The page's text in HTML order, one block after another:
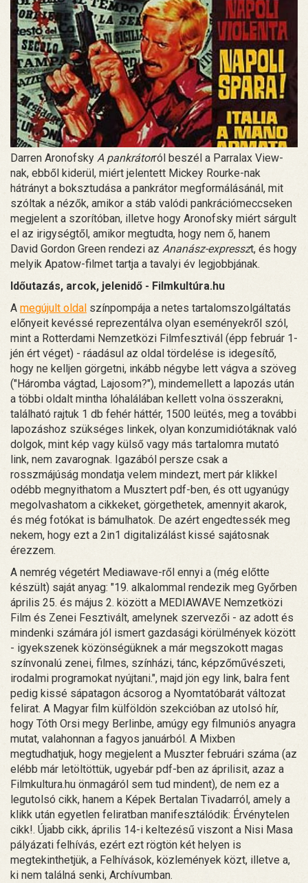
Darren Aronofsky A pankrátorról beszél a Parralax View-
nak, ebből kiderül, miért jelentett Mickey Rourke-nak
hátrányt a boksztudása a pankrátor megformálásánál, mit
szóltak a nézők, amikor a stáb valódi pankrációmeccseken
megjelent a szorítóban, illetve hogy Aronofsky miért sárgult
el az irigységtől, amikor megtudta, hogy nem ő, hanem
David Gordon Green rendezi az Ananász-expresszt, és hogy
melyik Apatow-filmet tartja a tavalyi év legjobbjának.
Időutazás, arcok, jelenidő - Filmkultúra.hu
A megújult oldal színpompája a netes tartalomszolgáltatás
előnyeit kevéssé reprezentálva olyan eseményekről szól,
mint a Rotterdami Nemzetközi Filmfesztivál (épp február 1-
jén ért véget) - ráadásul az oldal tördelése is idegesítő,
hogy ne kelljen görgetni, inkább négybe lett vágva a szöveg
("Háromba vágtad, Lajosom?"), mindemellett a lapozás után
a többi oldalt mintha lóhalálában kellett volna összerakni,
található rajtuk 1 db fehér háttér, 1500 leütés, meg a további
lapozáshoz szükséges linkek, olyan konzumidiótáknak való
dolgok, mint kép vagy külső vagy más tartalomra mutató
link, nem zavarognak. Igazából persze csak a
rosszmájúság mondatja velem mindezt, mert pár klikkel
odébb megnyithatom a Musztert pdf-ben, és ott ugyanúgy
megolvashatom a cikkeket, görgethetek, amennyit akarok,
és még fotókat is bámulhatok. De azért engedtessék meg
nekem, hogy ezt a 2in1 digitalizálást kissé sajátosnak
érezzem.
A nemrég végetért Mediawave-ről ennyi a (még előtte
készült) saját anyag: "19. alkalommal rendezik meg Győrben
április 25. és május 2. között a MEDIAWAVE Nemzetközi
Film és Zenei Fesztivált, amelynek szervezői - az adott és
mindenki számára jól ismert gazdasági körülmények között
- igyekszenek közönségüknek a már megszokott magas
színvonalú zenei, filmes, színházi, tánc, képzőművészeti,
irodalmi programokat nyújtani.", majd jön egy link, balra fent
pedig kissé sápatagon ácsorog a Nyomtatóbarát változat
felirat. A Magyar film külföldön szekcióban az utolsó hír,
hogy Tóth Orsi megy Berlinbe, amúgy egy filmuniós anyagra
mutat, valahonnan a fagyos januárból. A Mixben
megtudhatjuk, hogy megjelent a Muszter februári száma (az
elébb már letöltöttük, ugyebár pdf-ben az áprilisit, azaz a
Filmkultura.hu önmagáról sem tud mindent), de nem ez a
legutolsó cikk, hanem a Képek Bertalan Tivadarról, amely a
klikk után egyetlen feliratban manifesztálódik: Érvénytelen
cikk!. Újabb cikk, április 14-i keltezésű viszont a Nisi Masa
pályázati felhívás, ezért ezt rögtön két helyen is
megtekinthetjük, a Felhívások, közlemények közt, illetve a,
ki nem találná senki, Archívumban.